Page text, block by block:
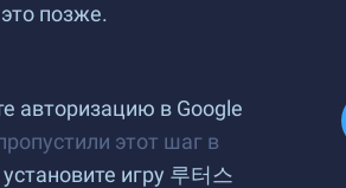
позже.
авторизацию в Google
этот шаг в
установите игру 루터스